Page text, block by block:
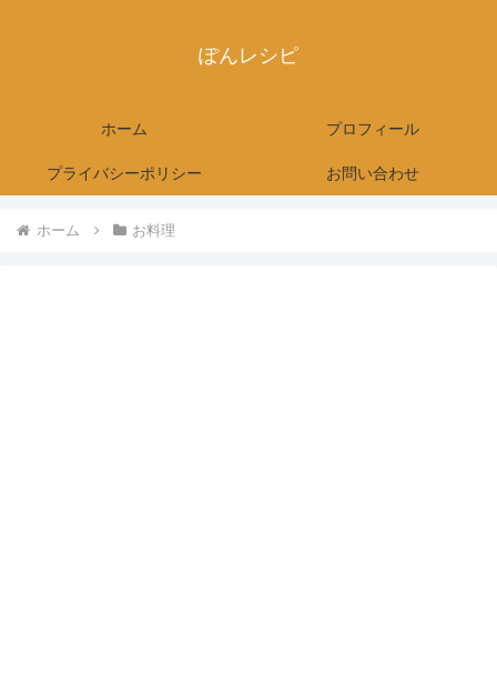
ぽんレシピ
ホーム プロフィール
プライバシーポリシー お問い合わせ
ホーム お料理